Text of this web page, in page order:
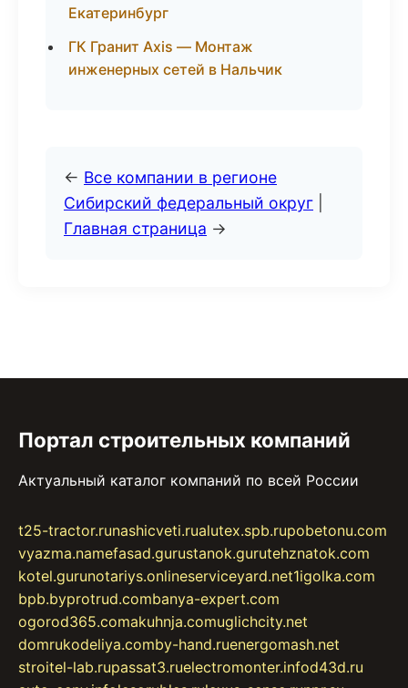
Екатеринбург
ГК Гранит Axis — Монтаж
инженерных сетей в Нальчик
← Все компании в регионе
Сибирский федеральный округ
Главная страница →
Портал строительных компаний
Актуальный каталог компаний по всей России
t25-tractor.runashicveti.rualutex.spb.rupobetonu.com
vyazma.namefasad.gurustanok.gurutehznatok.com
kotel.gurunotariys.onlineserviceyard.net1igolka.com
bpb.byprotrud.combanya-expert.com
ogorod365.comakuhnja.comuglichcity.net
domrukodeliya.comby-hand.ruenergomash.net
stroitel-lab.rupassat3.ruelectromonter.infod43d.ru